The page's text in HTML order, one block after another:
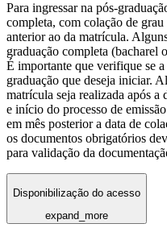
Para ingressar na pós-
completa, com colação de
anterior ao da matrícula.
graduação completa (bacharel
É importante que verifique se
graduação que deseja iniciar.
matrícula seja realizada após a
e início do processo de
em mês posterior a data de
os documentos obrigatórios
para validação da
Disponibilização do acesso
expand_more